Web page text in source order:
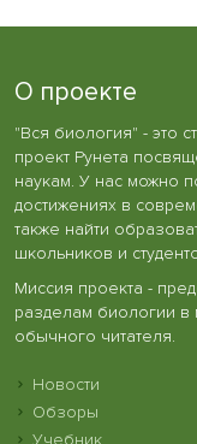
О проекте
"Вся биология" - это
проект Рунета
наукам. У нас можно
достижениях в
также найти
школьников и
Миссия проекта -
разделам биологии в
обычного читателя.
Новости
Обзоры
Учебник